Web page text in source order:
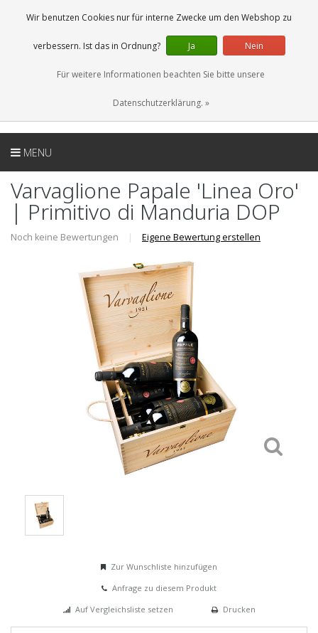
0 Artikel
DE
MENU
Varvaglione Papale 'Linea Oro'
| Primitivo di Manduria DOP
Noch keine Bewertungen | Eigene Bewertung erstellen
Zur Wunschliste hinzufügen
Anfrage zu diesem Produkt
Auf Vergleichsliste setzen
Drucken
Wir benutzen Cookies nur für interne Zwecke um den Webshop zu
verbessern. Ist das in Ordnung? Ja Nein
Für weitere Informationen beachten Sie bitte unsere
Datenschutzerklärung. »